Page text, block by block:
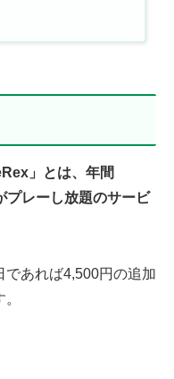
」とは、年間
プレーし放題のサービ
あれば4,500円の追加